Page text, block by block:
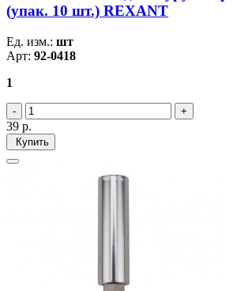
(упак. 10 шт.) REXANT
Ед. изм.: шт
Арт: 92-0418
1
39 р.
Купить